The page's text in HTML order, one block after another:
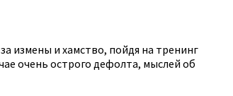
измены и хамство, пойдя на тренинг
очень острого дефолта, мыслей об